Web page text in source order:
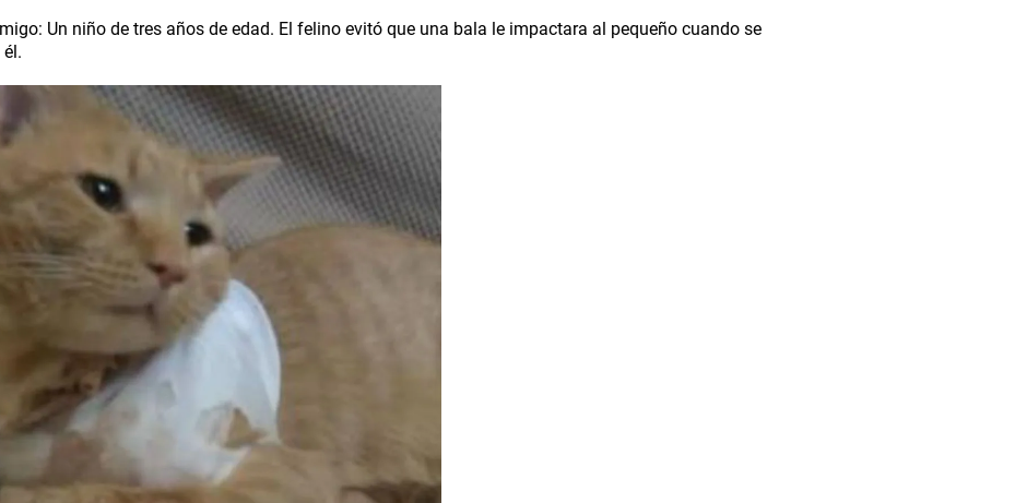
Un niño de tres años de edad. El felino evitó que una bala le impactara al pequeño cuando se